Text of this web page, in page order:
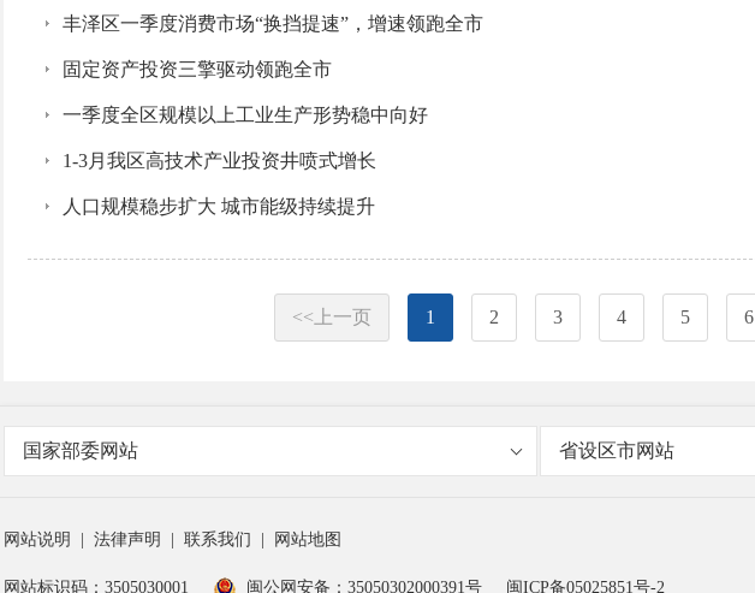
丰泽区一季度消费市场“换挡提速”，增速领跑全市
固定资产投资三擎驱动领跑全市
一季度全区规模以上工业生产形势稳中向好
1-3月我区高技术产业投资井喷式增长
人口规模稳步扩大 城市能级持续提升
<<上一页 1 2 3 4 5 6
国家部委网站 省设区市网站
网站说明 法律声明 联系我们 网站地图
网站标识码：3505030001 闽公网安备：35050302000391号 闽ICP备05025851号-2